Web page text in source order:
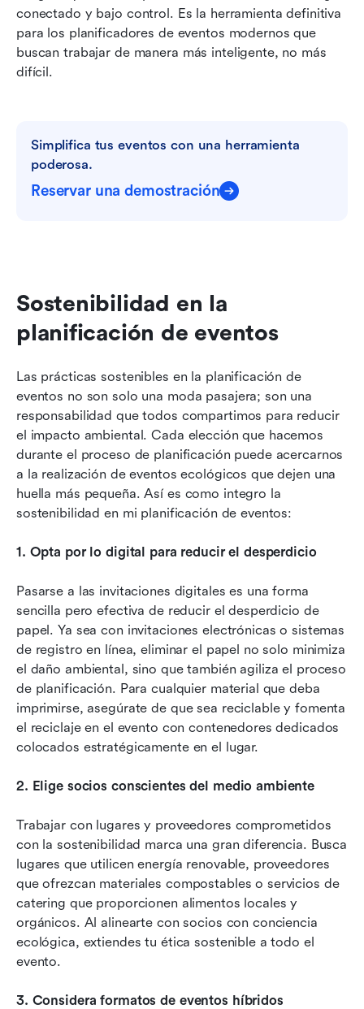
conectado y bajo control. Es la herramienta definitiva
para los planificadores de eventos modernos que
buscan trabajar de manera más inteligente, no más
difícil.
Simplifica tus eventos con una herramienta
poderosa.
Reservar una demostración
Sostenibilidad en la
planificación de eventos
Las prácticas sostenibles en la planificación de
eventos no son solo una moda pasajera; son una
responsabilidad que todos compartimos para reducir
el impacto ambiental. Cada elección que hacemos
durante el proceso de planificación puede acercarnos
a la realización de eventos ecológicos que dejen una
huella más pequeña. Así es como integro la
sostenibilidad en mi planificación de eventos:
1. Opta por lo digital para reducir el desperdicio
Pasarse a las invitaciones digitales es una forma
sencilla pero efectiva de reducir el desperdicio de
papel. Ya sea con invitaciones electrónicas o sistemas
de registro en línea, eliminar el papel no solo minimiza
el daño ambiental, sino que también agiliza el proceso
de planificación. Para cualquier material que deba
imprimirse, asegúrate de que sea reciclable y fomenta
el reciclaje en el evento con contenedores dedicados
colocados estratégicamente en el lugar.
2. Elige socios conscientes del medio ambiente
Trabajar con lugares y proveedores comprometidos
con la sostenibilidad marca una gran diferencia. Busca
lugares que utilicen energía renovable, proveedores
que ofrezcan materiales compostables o servicios de
catering que proporcionen alimentos locales y
orgánicos. Al alinearte con socios con conciencia
ecológica, extiendes tu ética sostenible a todo el
evento.
3. Considera formatos de eventos híbridos